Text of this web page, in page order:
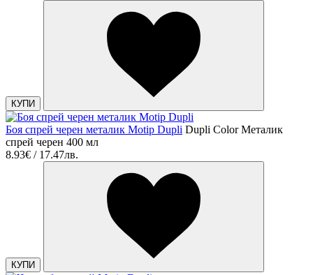
КУПИ
Боя спрей черен металик Motip Dupli Dupli Color Металик
спрей черен 400 мл
8.93€ / 17.47лв.
КУПИ